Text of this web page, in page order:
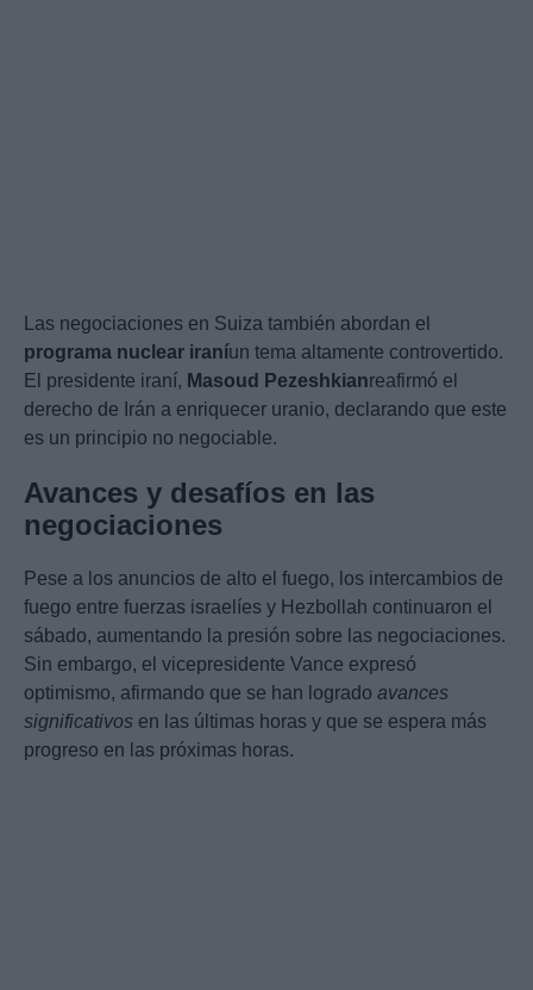
Las negociaciones en Suiza también abordan el
programa nuclear iraníun tema altamente controvertido.
El presidente iraní, Masoud Pezeshkianreafirmó el
derecho de Irán a enriquecer uranio, declarando que este
es un principio no negociable.
Avances y desafíos en las
negociaciones
Pese a los anuncios de alto el fuego, los intercambios de
fuego entre fuerzas israelíes y Hezbollah continuaron el
sábado, aumentando la presión sobre las negociaciones.
Sin embargo, el vicepresidente Vance expresó
optimismo, afirmando que se han logrado avances
significativos en las últimas horas y que se espera más
progreso en las próximas horas.